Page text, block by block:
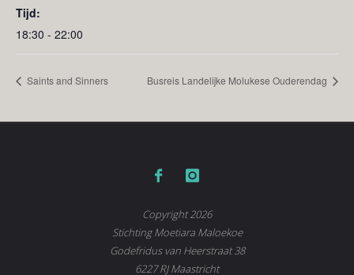
Tijd:
18:30 - 22:00
Saints and Sinners Busreis Landelijke Molukese Ouderendag
Copyright 2026
Stichting Moetiara Maloekoe
Godefridus van Heerstraat 38
6227 RJ Maastricht